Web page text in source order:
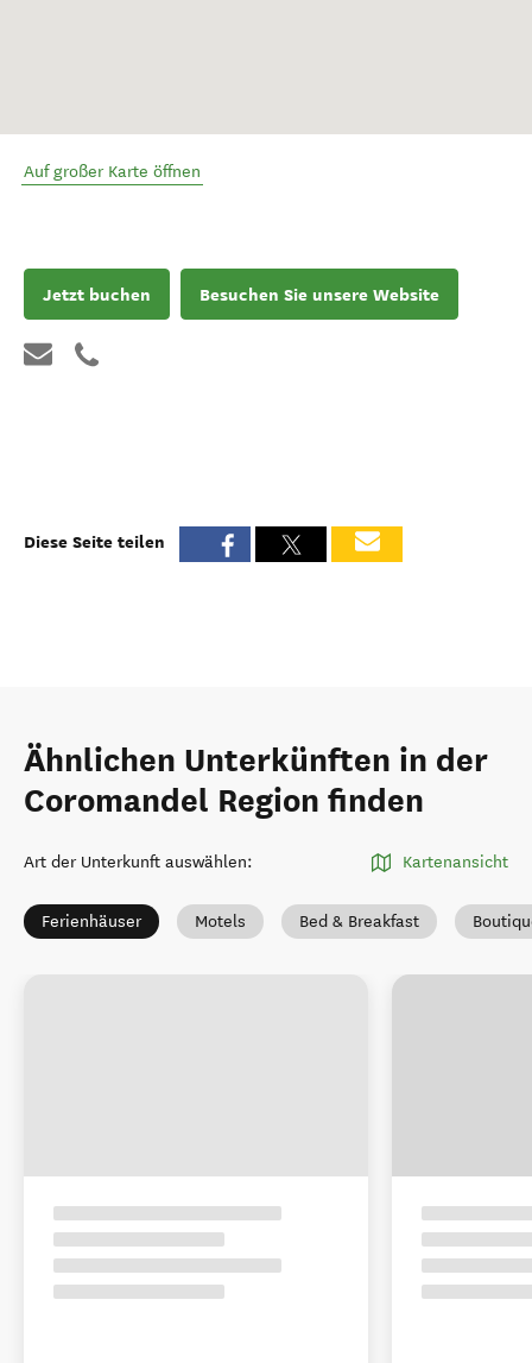
Auf großer Karte öffnen
Jetzt buchen Besuchen Sie unsere Website
Diese Seite teilen
Ähnlichen Unterkünften in der
Coromandel Region finden
Art der Unterkunft auswählen: Kartenansicht
Ferienhäuser Motels Bed & Breakfast